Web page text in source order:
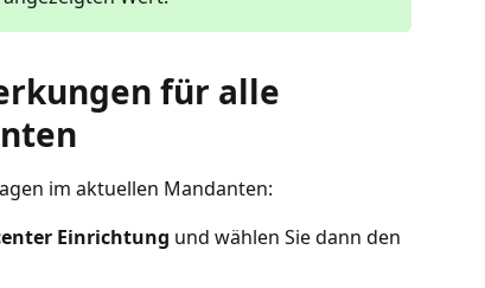
für alle
im aktuellen Mandanten:
Einrichtung und wählen Sie dann den